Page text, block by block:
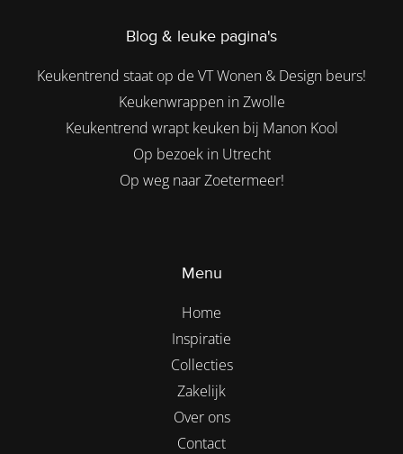
Blog & leuke pagina's
Keukentrend staat op de VT Wonen & Design beurs!
Keukenwrappen in Zwolle
Keukentrend wrapt keuken bij Manon Kool
Op bezoek in Utrecht
Op weg naar Zoetermeer!
Menu
Home
Inspiratie
Collecties
Zakelijk
Over ons
Contact